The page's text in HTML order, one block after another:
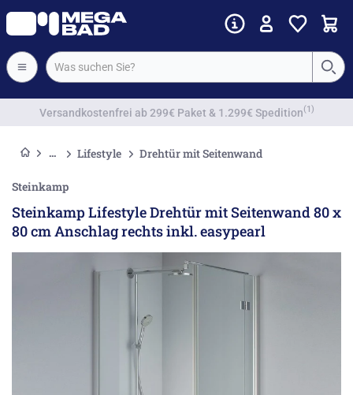
Vorkassenrabatt
Lifestyle Drehtür mit Seitenwand
Steinkamp
Steinkamp Lifestyle Drehtür mit Seitenwand 80 x
80 cm Anschlag rechts inkl. easypearl